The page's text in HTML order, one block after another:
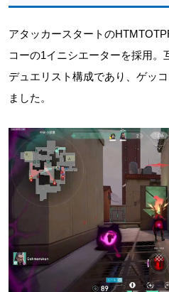
アタッカースタートの
コーの1イニシエーターを採用
デュエリスト構成であり、ゲッ
ました。